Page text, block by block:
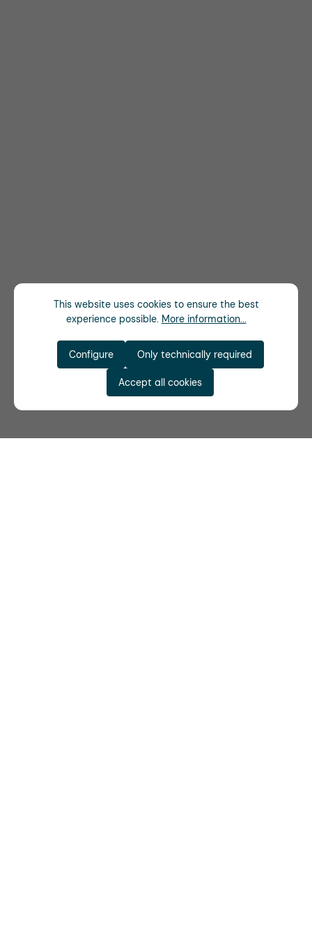
This website uses cookies to ensure the best
experience possible. More information...
Only technically required
Configure
Accept all cookies